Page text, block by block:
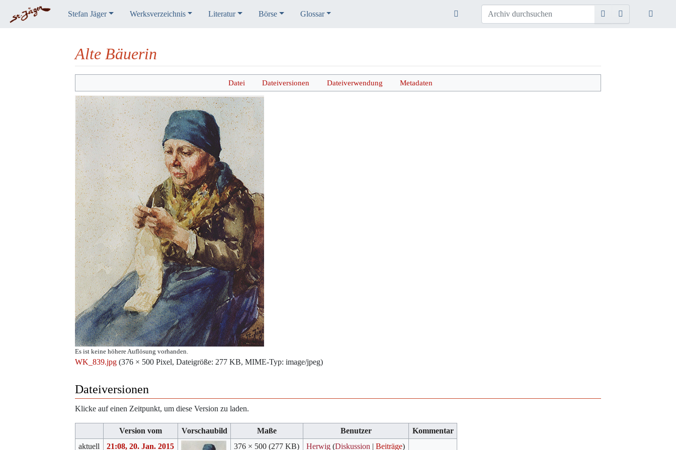
Stefan Jäger Werksverzeichnis Literatur Börse Glossar
Alte Bäuerin
Datei Dateiversionen Dateiverwendung Metadaten
Es ist keine höhere Auflösung vorhanden.
WK_839.jpg (376 × 500 Pixel, Dateigröße: 277 KB, MIME-Typ: image/jpeg)
Dateiversionen
Klicke auf einen Zeitpunkt, um diese Version zu laden.
Version vom Vorschaubild Maße Benutzer
Kommentar
aktuell
21:08, 20. Jan. 2015 376 × 500(277 KB) Herwig (Diskussion |Beiträge)